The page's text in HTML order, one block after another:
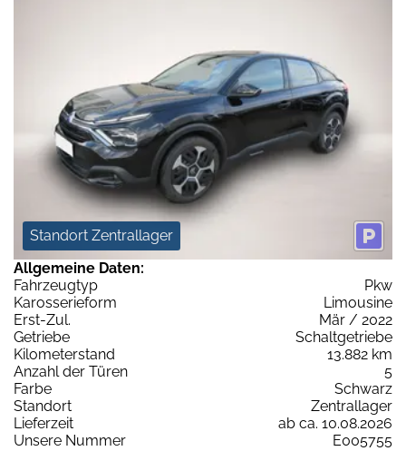
Standort Zentrallager
Allgemeine Daten:
Fahrzeugtyp
Pkw
Karosserieform
Limousine
Erst-Zul.
Mär / 2022
Getriebe
Schaltgetriebe
Kilometerstand
13.882 km
Anzahl der Türen
5
Farbe
Schwarz
Standort
Zentrallager
Lieferzeit
ab ca. 10.08.2026
Unsere Nummer
E005755